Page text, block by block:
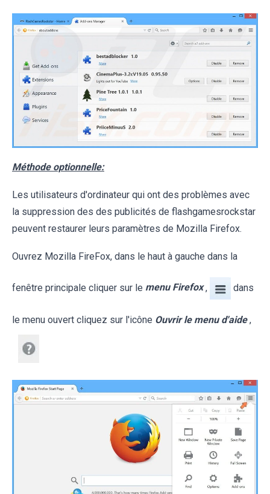
Méthode optionnelle:
Les utilisateurs d'ordinateur qui ont des problèmes avec
la suppression des des publicités de flashgamesrockstar
peuvent restaurer leurs paramètres de Mozilla Firefox.
Ouvrez Mozilla FireFox, dans le haut à gauche dans la
fenêtre principale cliquer sur le menu Firefox , dans
le menu ouvert cliquez sur l'icône Ouvrir le menu d'aide ,